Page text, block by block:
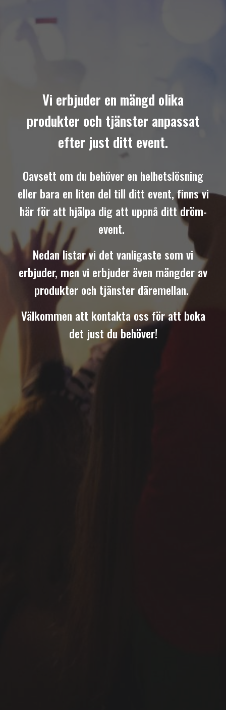
Vi erbjuder en mängd olika
produkter och tjänster anpassat
efter just ditt event.
Oavsett om du behöver en helhetslösning
eller bara en liten del till ditt event, finns vi
här för att hjälpa dig att uppnå ditt dröm-
event.
Nedan listar vi det vanligaste som vi
erbjuder, men vi erbjuder även mängder av
produkter och tjänster däremellan.
Välkommen att kontakta oss för att boka
det just du behöver!